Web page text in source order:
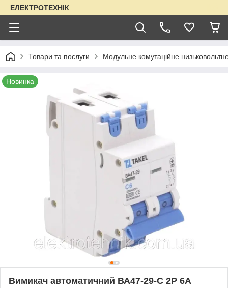
ЕЛЕКТРОТЕХНІК
Товари та послуги Модульне комутаційне
Новинка
Вимикач автоматичний ВА47-29-С 2Р 6А